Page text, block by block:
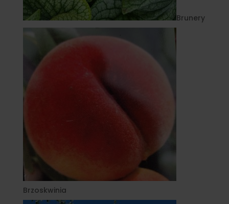
Brunery
Brzoskwinia